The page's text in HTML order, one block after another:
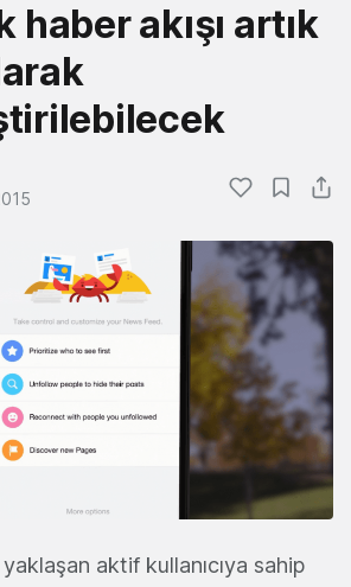
haber akışı artık
aktif kullanıcıya sahip